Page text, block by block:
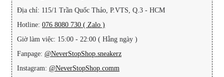
Địa chỉ: 115/1 Trần Quốc Thảo, P.VTS, Q.3 - HCM
Hotline: 076 8080 730 ( Zalo )
Giờ làm việc: 15:00 - 22:00 ( Hằng ngày )
Fanpage: @NeverStopShop.sneakerz
Instagram: @NeverStopShop.comm